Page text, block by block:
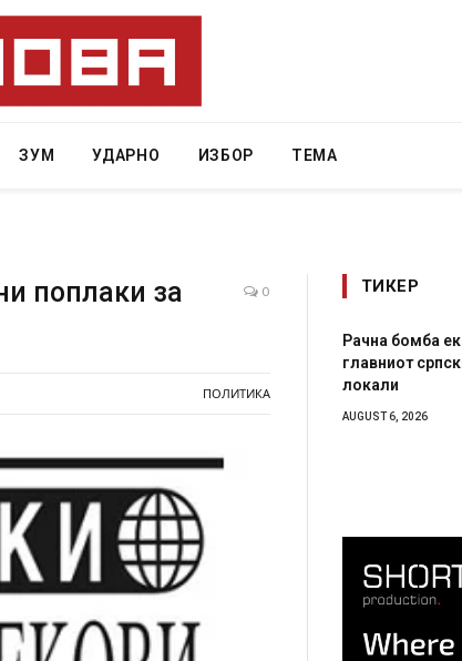
ЗУМ УДАРНО ИЗБОР ТЕМА
поплаки за
0
ПОЛИТИКА
ТИКЕР
Крит, …
Рачна бомба експлодира пред
главниот српски град – оштетени